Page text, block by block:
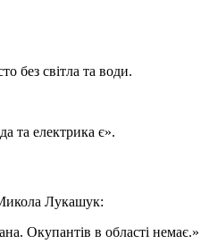
без світла та води.
та електрика є».
Лукашук:
Окупантів в області немає.»